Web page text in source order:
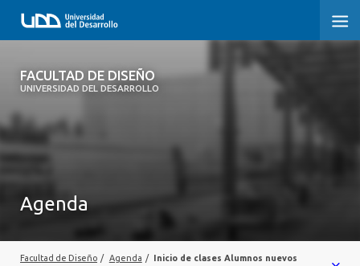
FACULTAD DE DISEÑO
UNIVERSIDAD DEL DESARROLLO
FACULTAD DE DISEÑO
INICIO
INVESTIGACIÓN
Agenda
Facultad de Diseño / Agenda / Inicio de clases Alumnos nuevos